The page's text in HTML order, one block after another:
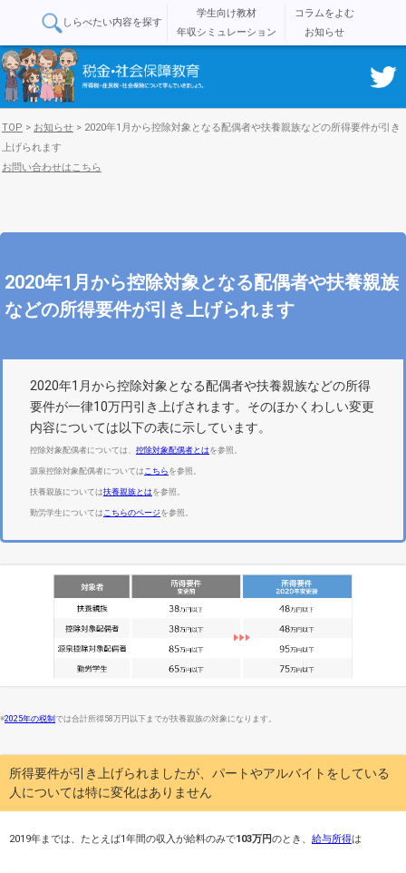
しらべたい内容を探す
学生向け教材
コラムをよむ
年収シミュレーション
お知らせ
TOP > お知らせ > 2020年1月から控除対象となる配偶者や扶養親族などの所得要件が引き
上げられます
お問い合わせはこちら
2020年1月から控除対象となる配偶者や扶養親族
などの所得要件が引き上げられます
2020年1月から控除対象となる配偶者や扶養親族などの所得
要件が一律10万円引き上げされます。そのほかくわしい変更
内容については以下の表に示しています。
控除対象配偶者については、 控除対象配偶者とは を参照。
源泉控除対象配偶者については こちら を参照。
扶養親族については扶養親族とは を参照。
勤労学生については こちらのページを参照。
※2025年の税制 では合計所得58万円以下までが扶養親族の対象になります。
所得要件が引き上げられましたが、パートやアルバイトをしている
人については特に変化はありません
2019年までは、たとえば1年間の収入が給料のみで103万円のとき、 給与所得は